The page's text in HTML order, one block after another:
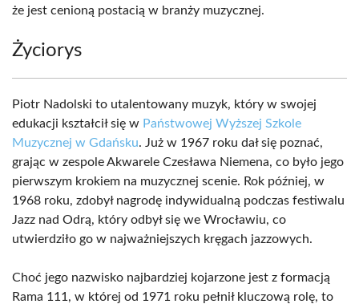
że jest cenioną postacią w branży muzycznej.
Życiorys
Piotr Nadolski to utalentowany muzyk, który w swojej
edukacji kształcił się w Państwowej Wyższej Szkole
Muzycznej w Gdańsku. Już w 1967 roku dał się poznać,
grając w zespole Akwarele Czesława Niemena, co było jego
pierwszym krokiem na muzycznej scenie. Rok później, w
1968 roku, zdobył nagrodę indywidualną podczas festiwalu
Jazz nad Odrą, który odbył się we Wrocławiu, co
utwierdziło go w najważniejszych kręgach jazzowych.
Choć jego nazwisko najbardziej kojarzone jest z formacją
Rama 111, w której od 1971 roku pełnił kluczową rolę, to